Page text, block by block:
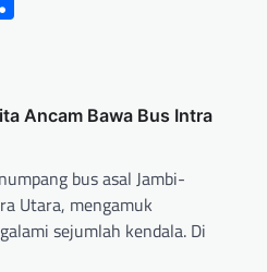
Ancam Bawa Bus Intra
bus asal Jambi-
Utara, mengamuk
sejumlah kendala. Di